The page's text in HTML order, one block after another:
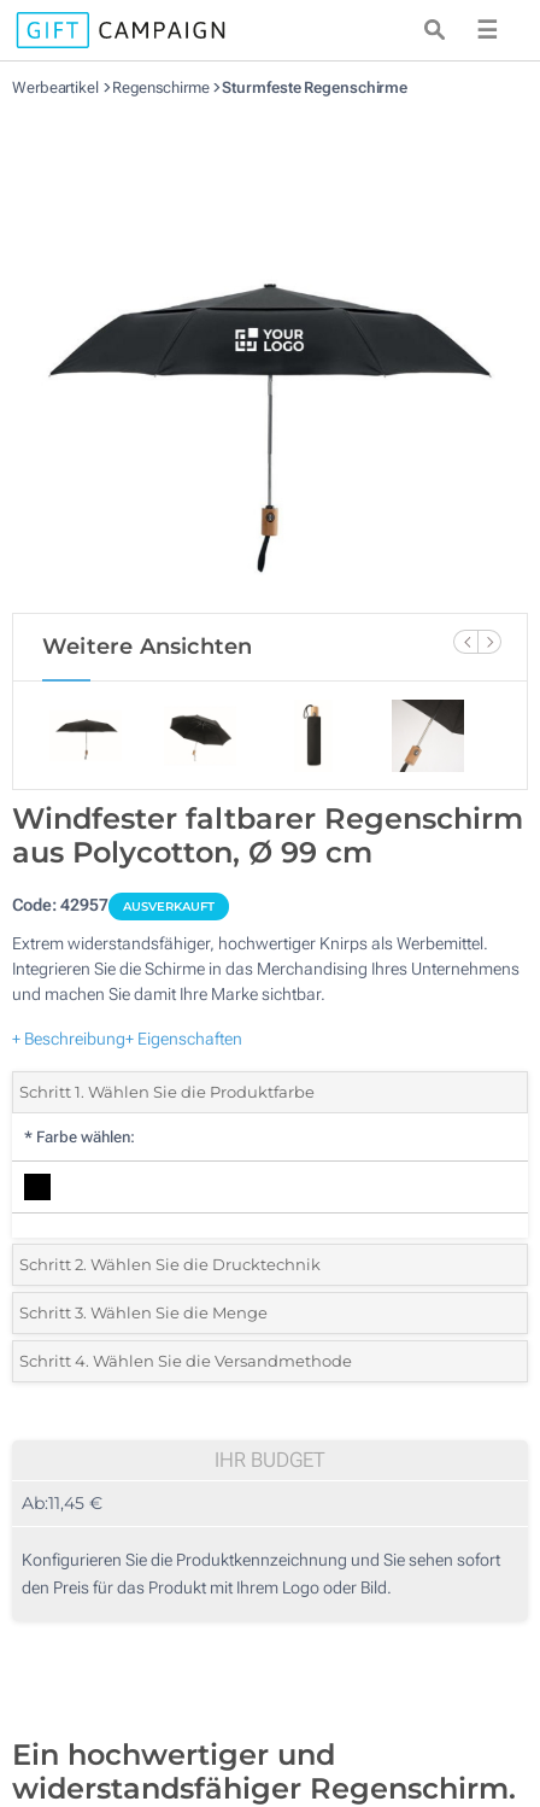
☰
Werbeartikel Regenschirme Sturmfeste Regenschirme
Weitere Ansichten
Windfester faltbarer Regenschirm
aus Polycotton, Ø 99 cm
Code:42957 AUSVERKAUFT
Extrem widerstandsfähiger, hochwertiger Knirps als Werbemittel.
Integrieren Sie die Schirme in das Merchandising Ihres Unternehmens
und machen Sie damit Ihre Marke sichtbar.
+ Beschreibung+ Eigenschaften
Schritt 1. Wählen Sie die Produktfarbe
* Farbe wählen:
Schritt 2. Wählen Sie die Drucktechnik
*Wählen Sie die Druck- und Farbtechniken für Ihr Logo:
1 Farbig (Auf einer Seite)
3 Farbig (Auf einer Seite)
Digitaler Transferdruck in Vollfarbe (Auf einer Seite)
Schritt 3. Wählen Sie die Menge
*Bitte wählen Sie Ihre gewünschte Menge
10
50
Schritt 4. Wählen Sie die Versandmethode
IHR BUDGET
Ab:11,45 €
Konfigurieren Sie die Produktkennzeichnung und Sie sehen sofort
den Preis für das Produkt mit Ihrem Logo oder Bild.
Ein hochwertiger und
widerstandsfähiger Regenschirm.